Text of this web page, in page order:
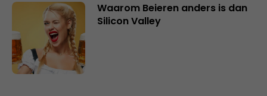
Waarom Beieren anders is dan
Silicon Valley